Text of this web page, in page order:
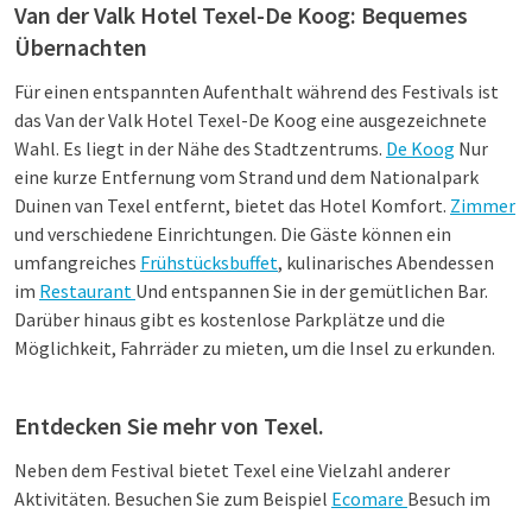
Van der Valk Hotel Texel-De Koog: Bequemes
Übernachten
Für einen entspannten Aufenthalt während des Festivals ist
das Van der Valk Hotel Texel-De Koog eine ausgezeichnete
Wahl. Es liegt in der Nähe des Stadtzentrums. De Koog Nur
eine kurze Entfernung vom Strand und dem Nationalpark
Duinen van Texel entfernt, bietet das Hotel Komfort. Zimmer
und verschiedene Einrichtungen. Die Gäste können ein
umfangreiches Frühstücksbuffet, kulinarisches Abendessen
im Restaurant Und entspannen Sie in der gemütlichen Bar.
Darüber hinaus gibt es kostenlose Parkplätze und die
Möglichkeit, Fahrräder zu mieten, um die Insel zu erkunden.​
Entdecken Sie mehr von Texel.
Neben dem Festival bietet Texel eine Vielzahl anderer
Aktivitäten. Besuchen Sie zum Beispiel Ecomare Besuch im